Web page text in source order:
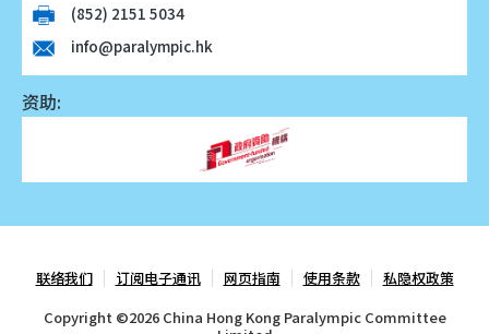
(852) 2151 5034
info@paralympic.hk
资助:
联络我们 订阅电子通讯 网页指南 使用条款
私隐权政策
Copyright ©2026 China Hong Kong Paralympic Committee